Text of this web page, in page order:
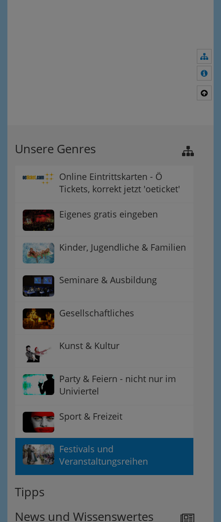
Unsere Genres
Online Eintrittskarten - Ö
Tickets, korrekt jetzt 'oeticket'
Eigenes gratis eingeben
Kinder, Jugendliche & Familien
Seminare & Ausbildung
Gesellschaftliches
Kunst & Kultur
Party & Feiern - nicht nur im
Univiertel
Sport & Freizeit
Festivals und
Veranstaltungsreihen
Tipps
News und Wissenswertes